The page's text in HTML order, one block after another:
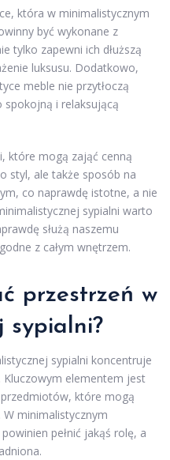
która w minimalistycznym
być wykonane z
tylko zapewni ich dłuższą
luksusu. Dodatkowo,
meble nie przytłoczą
i relaksującą
które mogą zająć cenną
styl, ale także sposób na
co naprawdę istotne, a nie
sypialni warto
służą naszemu
z całym wnętrzem.
przestrzeń w
sypialni?
sypialni koncentruje
elementem jest
które mogą
minimalistycznym
pełnić jakąś rolę, a